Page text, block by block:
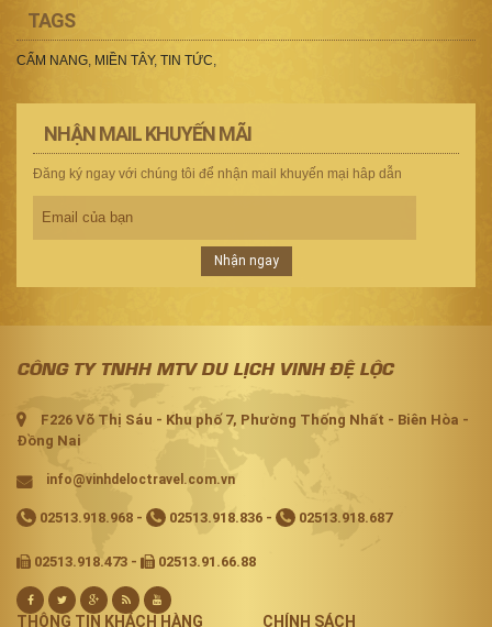
TAGS
CẨM NANG, MIỀN TÂY, TIN TỨC,
NHẬN MAIL KHUYẾN MÃI
Đăng ký ngay với chúng tôi để nhận mail khuyến mại hâp dẫn
Nhận ngay
CÔNG TY TNHH MTV DU LỊCH VINH ĐỆ LỘC
F226 Võ Thị Sáu - Khu phố 7, Phường Thống Nhất - Biên Hòa -
Đồng Nai
info@vinhdeloctravel.com.vn
02513.918.968 - 02513.918.836 - 02513.918.687
02513.918.473 - 02513.91.66.88
THÔNG TIN KHÁCH HÀNG CHÍNH SÁCH